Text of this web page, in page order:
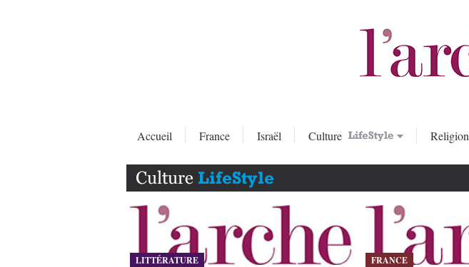
Accueil France Israël Culture Religion
LITTÉRATURE FRANCE